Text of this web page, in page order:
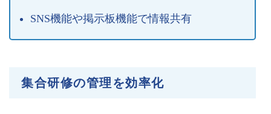
SNS機能や掲示板機能で情報共有
集合研修の管理を効率化